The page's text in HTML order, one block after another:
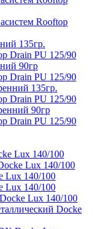
Rooftop
135гр.
Drain PU 125/90
90гр
Drain PU 125/90
135гр.
Drain PU 125/90
90гр
Drain PU 125/90
Lux 140/100
Lux 140/100
Lux 140/100
Lux 140/100
Lux 140/100
Docke